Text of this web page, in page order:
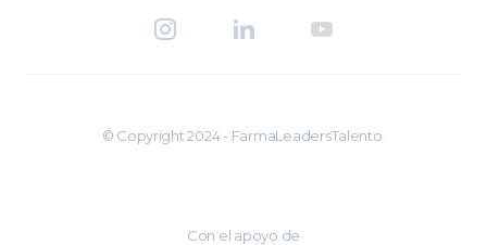
© Copyright 2024 - FarmaLeadersTalento.
Con el apoyo de